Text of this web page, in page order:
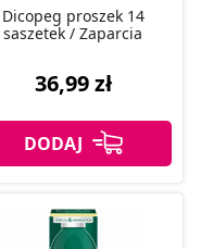
Dicopeg proszek 14
saszetek / Zaparcia
36,99 zł